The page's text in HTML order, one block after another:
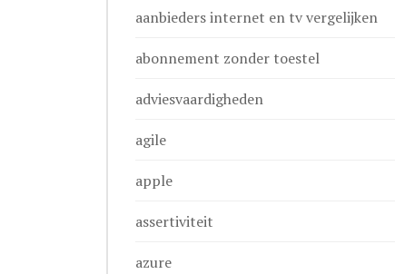
aanbieders internet en tv vergelijken
abonnement zonder toestel
adviesvaardigheden
agile
apple
assertiviteit
azure